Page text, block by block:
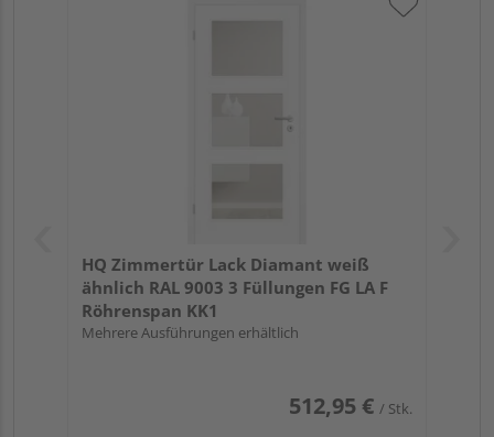
HQ Zimmertür Lack Diamant weiß
ähnlich RAL 9003 3 Füllungen FG LA F
Röhrenspan KK1
Mehrere Ausführungen erhältlich
512,95 € / Stk.